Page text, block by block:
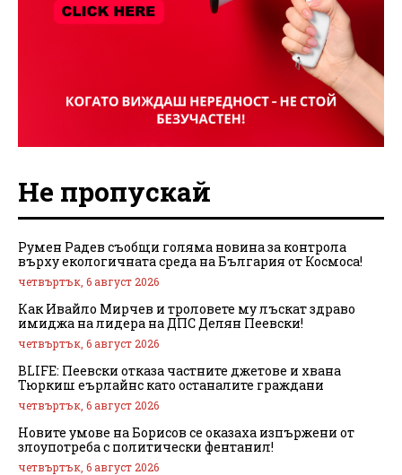
Не пропускай
Румен Радев съобщи голяма новина за контрола
върху екологичната среда на България от Космоса!
четвъртък, 6 август 2026
Как Ивайло Мирчев и троловете му лъскат здраво
имиджа на лидера на ДПС Делян Пеевски!
четвъртък, 6 август 2026
BLIFE: Пеевски отказа частните джетове и хвана
Тюркиш еърлайнс като останалите граждани
четвъртък, 6 август 2026
Новите умове на Борисов се оказаха изпържени от
злоупотреба с политически фентанил!
четвъртък, 6 август 2026